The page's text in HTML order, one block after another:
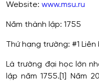
Website: www.msu.ru
Năm thành lập: 1755
Thứ hạng trường: #1
Là trường đại học lớn
lập năm 1755.[1] Năm